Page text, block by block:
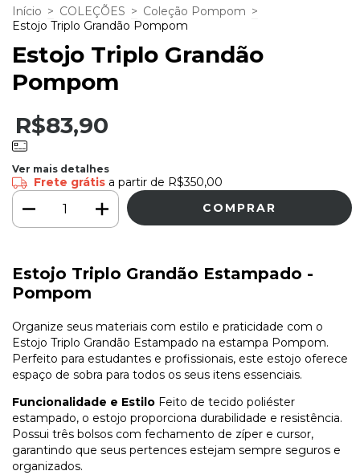
Início > COLEÇÕES > Coleção Pompom >
Estojo Triplo Grandão Pompom
Estojo Triplo Grandão
Pompom
R$83,90
Ver mais detalhes
Frete grátis a partir de R$350,00
Estojo Triplo Grandão Estampado -
Pompom
Organize seus materiais com estilo e praticidade com o
Estojo Triplo Grandão Estampado na estampa Pompom.
Perfeito para estudantes e profissionais, este estojo oferece
espaço de sobra para todos os seus itens essenciais.
Funcionalidade e Estilo Feito de tecido poliéster
estampado, o estojo proporciona durabilidade e resistência.
Possui três bolsos com fechamento de zíper e cursor,
garantindo que seus pertences estejam sempre seguros e
organizados.